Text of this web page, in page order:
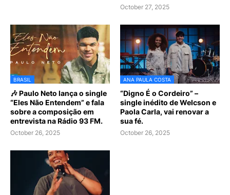
October 27, 2025
BRASIL
🎶 Paulo Neto lança o single
“Eles Não Entendem” e fala
sobre a composição em
entrevista na Rádio 93 FM.
October 26, 2025
ANA PAULA COSTA
“Digno É o Cordeiro” –
single inédito de Welcson e
Paola Carla, vai renovar a
sua fé.
October 26, 2025